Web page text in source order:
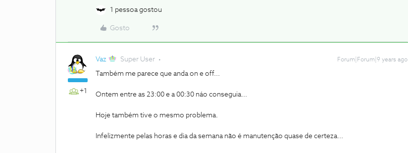
1 pessoa gostou
Gosto
+1
Vaz Super User Forum|Forum|9 years ago
Também me parece que anda on e off...
Ontem entre as 23:00 e a 00:30 náo conseguia...
Hoje também tive o mesmo problema.
Infelizmente pelas horas e dia da semana não é manutenção quase de certeza...